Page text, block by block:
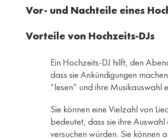
Vor- und Nachteile eines
Vorteile von Hochzeits-DJs
Ein Hochzeits-DJ hilft, den
dass sie Ankündigungen
“lesen” und ihre
Sie können eine Vielzahl von
bedeutet, dass sie ihre
versuchen würden. Sie können